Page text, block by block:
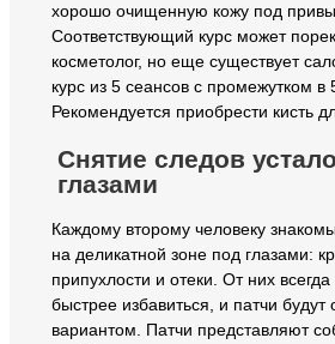
хорошо очищенную кожу под
Соответствующий курс может
косметолог, но еще существует
курс из 5 сеансов с промежутком в
Рекомендуется приобрести кисть
Снятие следов
глазами
Каждому второму человеку
на деликатной зоне под глазами:
припухлости и отеки. От них
быстрее избавиться, и патчи будут
вариантом. Патчи представляют